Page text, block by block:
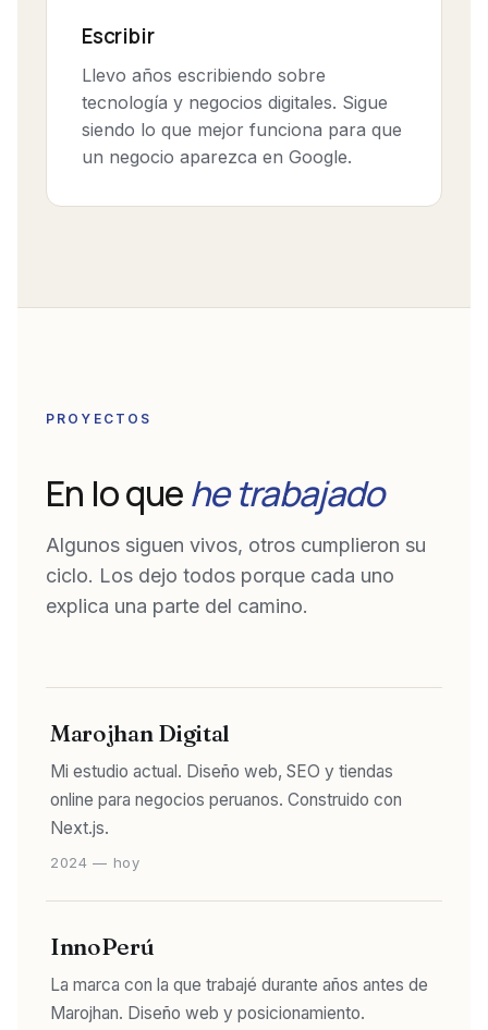
Escribir
Llevo años escribiendo sobre
tecnología y negocios digitales. Sigue
siendo lo que mejor funciona para que
un negocio aparezca en Google.
PROYECTOS
En lo quehe trabajado
Algunos siguen vivos, otros cumplieron su
ciclo. Los dejo todos porque cada uno
explica una parte del camino.
Marojhan Digital
Mi estudio actual. Diseño web, SEO y tiendas
online para negocios peruanos. Construido con
Next.js.
2024 — hoy
InnoPerú
La marca con la que trabajé durante años antes de
Marojhan. Diseño web y posicionamiento.